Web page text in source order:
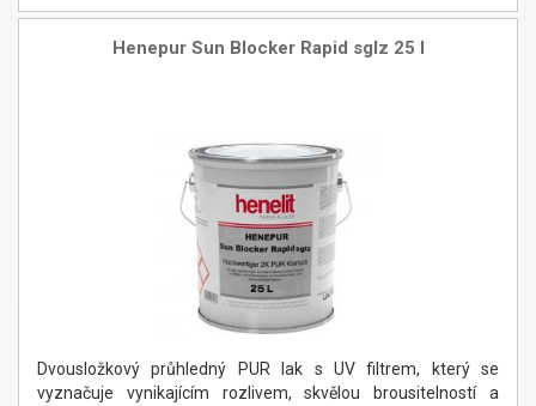
Henepur Sun Blocker Rapid sglz 25 l
Dvousložkový průhledný PUR lak s UV filtrem, který se
vyznačuje vynikajícím rozlivem, skvělou brousitelností a